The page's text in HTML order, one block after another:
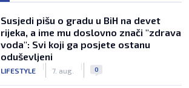
Susjedi pišu o gradu u BiH na devet
rijeka, a ime mu doslovno znači "zdrava
voda": Svi koji ga posjete ostanu
oduševljeni
LIFESTYLE
|
7. aug.
| 0